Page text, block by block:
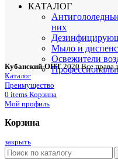
КАТАЛОГ
них
Мыло и
Освежители
Кубанский-ОПТ 2020 Все
Каталог
Преимущество
0 items Корзина
Мой профиль
Корзина
закрыть